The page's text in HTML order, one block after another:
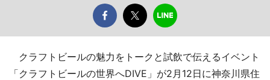
クラフトビールの魅力をトークと試飲で伝えるイベント
「クラフトビールの世界へDIVE」が2月12日に神奈川県住